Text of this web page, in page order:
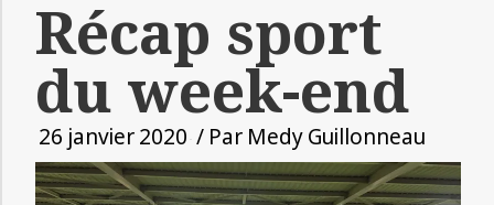
Récap sport
du week-end
26 janvier 2020 / Par Medy Guillonneau